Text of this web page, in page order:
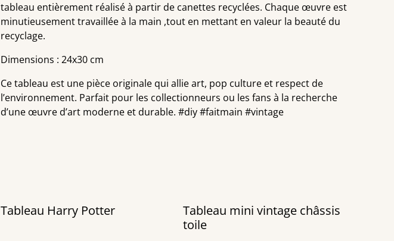
tableau entièrement réalisé à partir de canettes recyclées. Chaque œuvre est
minutieusement travaillée à la main ,tout en mettant en valeur la beauté du
recyclage.
Dimensions : 24x30 cm
Ce tableau est une pièce originale qui allie art, pop culture et respect de
l’environnement. Parfait pour les collectionneurs ou les fans à la recherche
d’une œuvre d’art moderne et durable. #diy #faitmain #vintage
Tableau Harry Potter
Tableau mini vintage châssis
toile